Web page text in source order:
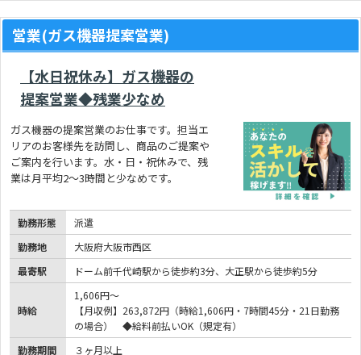
営業(ガス機器提案営業)
【水日祝休み】ガス機器の
提案営業◆残業少なめ
ガス機器の提案営業のお仕事です。担当エ
リアのお客様先を訪問し、商品のご提案や
ご案内を行います。水・日・祝休みで、残
業は月平均2～3時間と少なめです。
勤務形態
派遣
勤務地
大阪府大阪市西区
最寄駅
ドーム前千代崎駅から徒歩約3分、大正駅から徒歩約5分
時給
1,606円～
【月収例】263,872円（時給1,606円・7時間45分・21日勤務
の場合） ◆給料前払いOK（規定有）
勤務期間
３ヶ月以上